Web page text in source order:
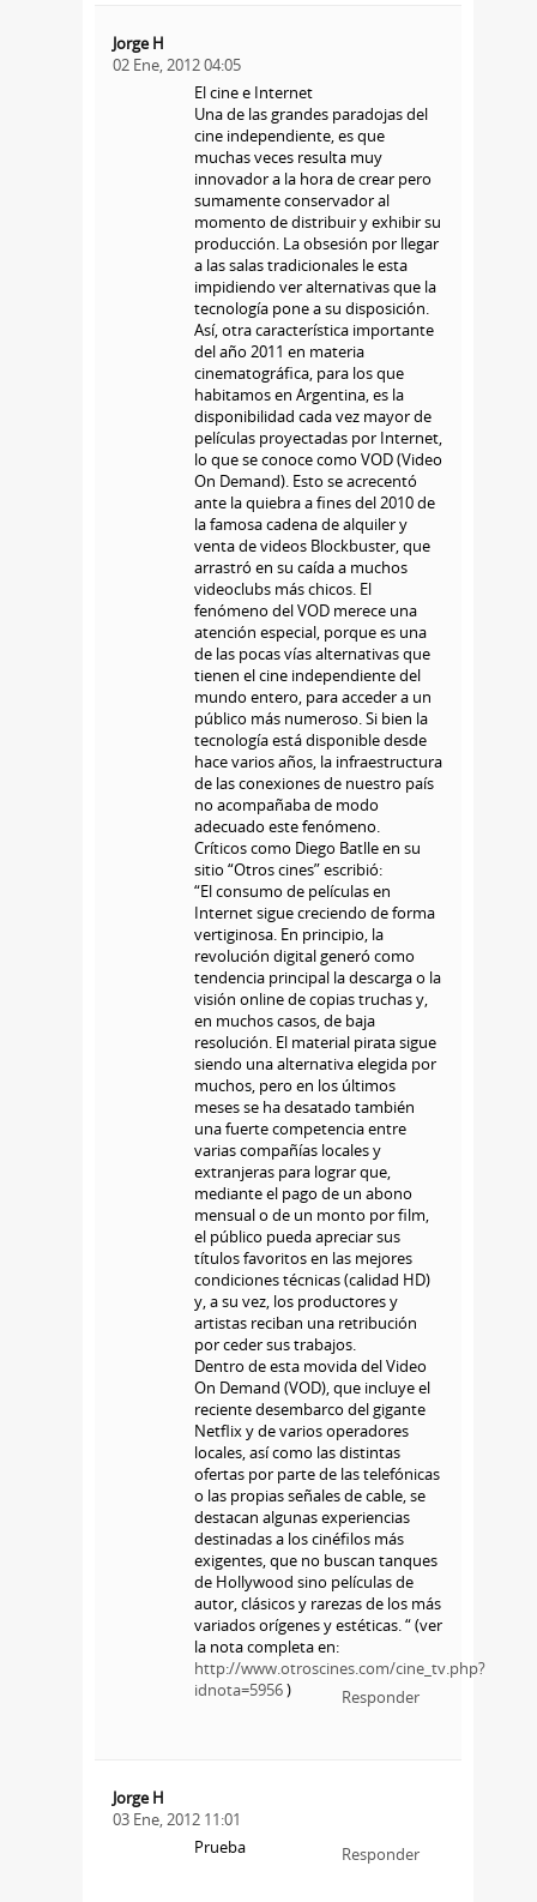
Jorge H
02 Ene, 2012 04:05
El cine e Internet
Una de las grandes paradojas del
cine independiente, es que
muchas veces resulta muy
innovador a la hora de crear pero
sumamente conservador al
momento de distribuir y exhibir su
producción. La obsesión por llegar
a las salas tradicionales le esta
impidiendo ver alternativas que la
tecnología pone a su disposición.
Así, otra característica importante
del año 2011 en materia
cinematográfica, para los que
habitamos en Argentina, es la
disponibilidad cada vez mayor de
películas proyectadas por Internet,
lo que se conoce como VOD (Video
On Demand). Esto se acrecentó
ante la quiebra a fines del 2010 de
la famosa cadena de alquiler y
venta de videos Blockbuster, que
arrastró en su caída a muchos
videoclubs más chicos. El
fenómeno del VOD merece una
atención especial, porque es una
de las pocas vías alternativas que
tienen el cine independiente del
mundo entero, para acceder a un
público más numeroso. Si bien la
tecnología está disponible desde
hace varios años, la infraestructura
de las conexiones de nuestro país
no acompañaba de modo
adecuado este fenómeno.
Críticos como Diego Batlle en su
sitio “Otros cines” escribió:
“El consumo de películas en
Internet sigue creciendo de forma
vertiginosa. En principio, la
revolución digital generó como
tendencia principal la descarga o la
visión online de copias truchas y,
en muchos casos, de baja
resolución. El material pirata sigue
siendo una alternativa elegida por
muchos, pero en los últimos
meses se ha desatado también
una fuerte competencia entre
varias compañías locales y
extranjeras para lograr que,
mediante el pago de un abono
mensual o de un monto por film,
el público pueda apreciar sus
títulos favoritos en las mejores
condiciones técnicas (calidad HD)
y, a su vez, los productores y
artistas reciban una retribución
por ceder sus trabajos.
Dentro de esta movida del Video
On Demand (VOD), que incluye el
reciente desembarco del gigante
Netflix y de varios operadores
locales, así como las distintas
ofertas por parte de las telefónicas
o las propias señales de cable, se
destacan algunas experiencias
destinadas a los cinéfilos más
exigentes, que no buscan tanques
de Hollywood sino películas de
autor, clásicos y rarezas de los más
variados orígenes y estéticas. “ (ver
la nota completa en:
http://www.otroscines.com/cine_tv.php?
idnota=5956) Responder
Jorge H
03 Ene, 2012 11:01
Prueba
Responder